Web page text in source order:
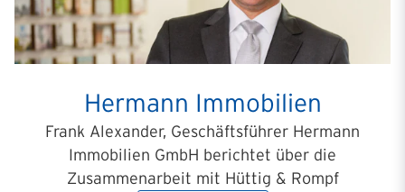
Hermann Immobilien
Frank Alexander, Geschäftsführer Hermann
Immobilien GmbH berichtet über die
Zusammenarbeit mit Hüttig & Rompf